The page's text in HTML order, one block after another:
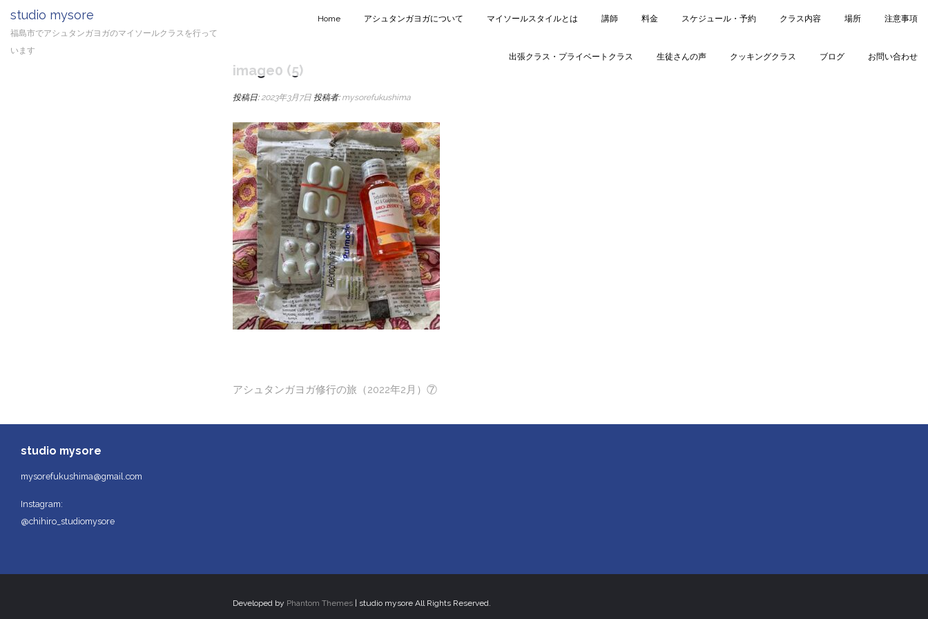
studio mysore
福島市でアシュタンガヨガのマイソールクラスを行って
います
Home アシュタンガヨガについて マイソールスタイルとは 講師 料金 スケジュール・予約 クラス内容 場所 注意事項
出張クラス・プライベートクラス 生徒さんの声 クッキングクラス ブログ お問い合わせ
image0 (5)
投稿日:2023年3月7日 投稿者: mysorefukushima
投
稿
ョ
ン
アシュタンガヨガ修行の旅（2022年2月）⑦
studio mysore
mysorefukushima@gmail.com
Instagram:
@chihiro_studiomysore
Developed by Phantom Themes | studio mysore All Rights Reserved.